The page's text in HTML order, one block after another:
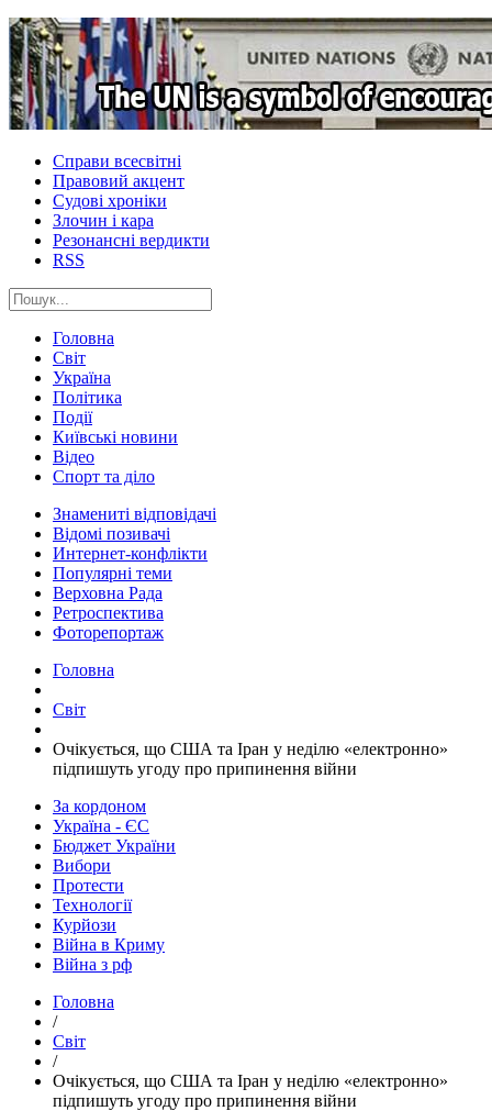
Справи всесвітні
Правовий акцент
Судові хроніки
Злочин і кара
Резонансні вердикти
RSS
Головна
Світ
Україна
Політика
Події
Київські новини
Відео
Спорт та діло
Знамениті відповідачі
Відомі позивачі
Интернет-конфлікти
Популярні теми
Верховна Рада
Ретроспектива
Фоторепортаж
Головна
Світ
​Очікується, що США та Іран у неділю «електронно»
підпишуть угоду про припинення війни
За кордоном
Україна - ЄС
Бюджет України
Вибори
Протести
Технології
Курйози
Війна в Криму
Війна з рф
Головна
/
Світ
/
​Очікується, що США та Іран у неділю «електронно»
підпишуть угоду про припинення війни